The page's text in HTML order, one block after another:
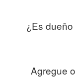
¿Es
Agregue